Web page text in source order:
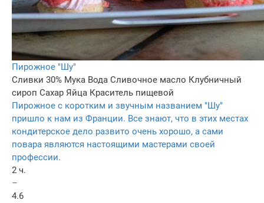
Пирожное "Шу"
Сливки 30% Мука Вода Сливочное масло Клубничный
сироп Сахар Яйца Краситель пищевой
Пирожное с коротким и звучным названием "Шу"
пришло к нам из Франции. Все знают, что в этих местах
кондитерское дело развито очень хорошо, а сами
повара являются настоящими мастерами своей
профессии.
2 ч.
–
4.6